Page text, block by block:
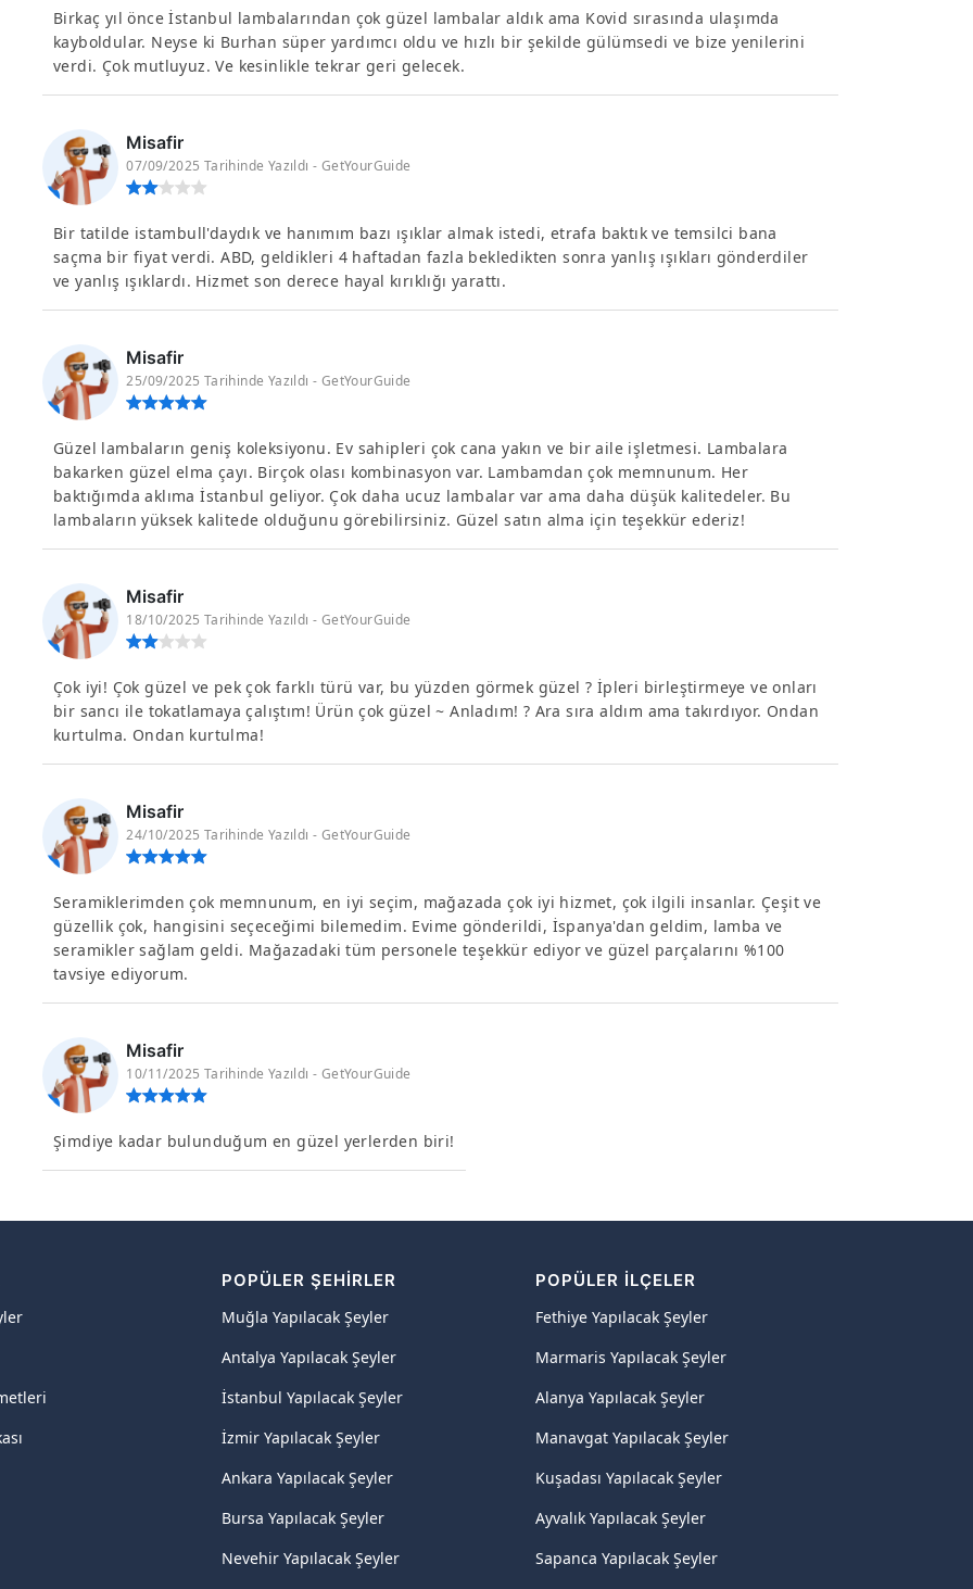
Birkaç yıl önce İstanbul lambalarından çok güzel lambalar aldık ama Kovid sırasında ulaşımda
kayboldular. Neyse ki Burhan süper yardımcı oldu ve hızlı bir şekilde gülümsedi ve bize yenilerini
verdi. Çok mutluyuz. Ve kesinlikle tekrar geri gelecek.
Misafir
07/09/2025 Tarihinde Yazıldı - GetYourGuide
Bir tatilde istambull'daydık ve hanımım bazı ışıklar almak istedi, etrafa baktık ve temsilci bana
saçma bir fiyat verdi. ABD, geldikleri 4 haftadan fazla bekledikten sonra yanlış ışıkları gönderdiler
ve yanlış ışıklardı. Hizmet son derece hayal kırıklığı yarattı.
Misafir
25/09/2025 Tarihinde Yazıldı - GetYourGuide
Güzel lambaların geniş koleksiyonu. Ev sahipleri çok cana yakın ve bir aile işletmesi. Lambalara
bakarken güzel elma çayı. Birçok olası kombinasyon var. Lambamdan çok memnunum. Her
baktığımda aklıma İstanbul geliyor. Çok daha ucuz lambalar var ama daha düşük kalitedeler. Bu
lambaların yüksek kalitede olduğunu görebilirsiniz. Güzel satın alma için teşekkür ederiz!
Misafir
18/10/2025 Tarihinde Yazıldı - GetYourGuide
Çok iyi! Çok güzel ve pek çok farklı türü var, bu yüzden görmek güzel ? İpleri birleştirmeye ve onları
bir sancı ile tokatlamaya çalıştım! Ürün çok güzel ~ Anladım! ? Ara sıra aldım ama takırdıyor. Ondan
kurtulma. Ondan kurtulma!
Misafir
24/10/2025 Tarihinde Yazıldı - GetYourGuide
Seramiklerimden çok memnunum, en iyi seçim, mağazada çok iyi hizmet, çok ilgili insanlar. Çeşit ve
güzellik çok, hangisini seçeceğimi bilemedim. Evime gönderildi, İspanya'dan geldim, lamba ve
seramikler sağlam geldi. Mağazadaki tüm personele teşekkür ediyor ve güzel parçalarını %100
tavsiye ediyorum.
Misafir
10/11/2025 Tarihinde Yazıldı - GetYourGuide
Şimdiye kadar bulunduğum en güzel yerlerden biri!
POPÜLER ŞEHIRLER
Muğla Yapılacak Şeyler
Antalya Yapılacak Şeyler
İstanbul Yapılacak Şeyler
İzmir Yapılacak Şeyler
Ankara Yapılacak Şeyler
Bursa Yapılacak Şeyler
Nevehir Yapılacak Şeyler
POPÜLER İLÇELER
Fethiye Yapılacak Şeyler
Marmaris Yapılacak Şeyler
Alanya Yapılacak Şeyler
Manavgat Yapılacak Şeyler
Kuşadası Yapılacak Şeyler
Ayvalık Yapılacak Şeyler
Sapanca Yapılacak Şeyler